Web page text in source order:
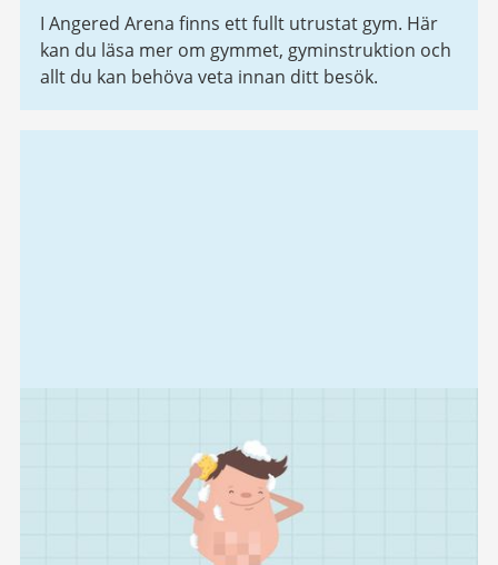
I Angered Arena finns ett fullt utrustat gym. Här
kan du läsa mer om gymmet, gyminstruktion och
allt du kan behöva veta innan ditt besök.